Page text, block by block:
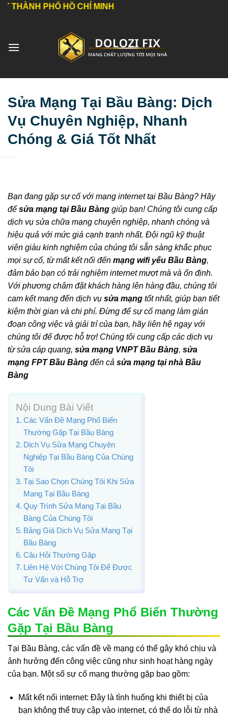
Bỏ
dung
HỒ CHÍ MINH
Sửa Mạng Tại Bầu Bàng: Dịch
Vụ Chuyên Nghiệp, Nhanh
Chóng & Giá Tốt Nhất
Bạn đang gặp sự cố với mạng internet tại Bầu Bàng? Hãy
đểsửa mạng tại Bầu Bàng giúp bạn! Chúng tôi cung cấp
dịch vụ sửa chữa mạng chuyên nghiệp, nhanh chóng và
hiệu quả với mức giá cạnh tranh nhất. Đội ngũ kỹ thuật
viên giàu kinh nghiệm của chúng tôi sẵn sàng khắc phục
mọi sự cố, từ mất kết nối đến mạng wifi yếu Bầu Bàng,
đảm bảo bạn có trải nghiệm internet mượt mà và ổn định.
Với phương châm đặt khách hàng lên hàng đầu, chúng tôi
cam kết mang đến dịch vụ sửa mạng tốt nhất, giúp bạn tiết
kiệm thời gian và chi phí. Đừng để sự cố mạng làm gián
đoạn công việc và giải trí của bạn, hãy liên hệ ngay với
chúng tôi để được hỗ trợ! Chúng tôi cung cấp các dịch vụ
từ sửa cáp quang, sửa mạng VNPT Bầu Bàng, sửa
mạng FPT Bầu Bàng đến cả sửa mạng tại nhà Bầu
Bàng
Nội Dung Bài Viết
Các Vấn Đề Mạng Phổ Biến
Thường Gặp Tại Bầu Bàng
Dịch Vụ Sửa Mạng Chuyên
Nghiệp Tại Bầu Bàng Của Chúng
Tôi
Tại Sao Chọn Chúng Tôi Khi Sửa
Mạng Tại Bầu Bàng
Quy Trình Sửa Mạng Tại Bầu
Bàng Của Chúng Tôi
Bảng Giá Dịch Vụ Sửa Mạng Tại
Bầu Bàng
Câu Hỏi Thường Gặp
Liên Hệ Với Chúng Tôi Để Được
Tư Vấn và Hỗ Trợ
Các Vấn Đề Mạng Phổ Biến Thường
Gặp Tại Bầu Bàng
Tại Bầu Bàng, các vấn đề về mạng có thể gây khó chịu và
ảnh hưởng đến công việc cũng như sinh hoạt hàng ngày
của bạn. Một số sự cố mạng thường gặp bao gồm:
Mất kết nối internet: Đây là tình huống khi thiết bị của
bạn không thể truy cập vào internet, có thể do lỗi từ nhà